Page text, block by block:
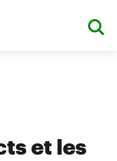
et les